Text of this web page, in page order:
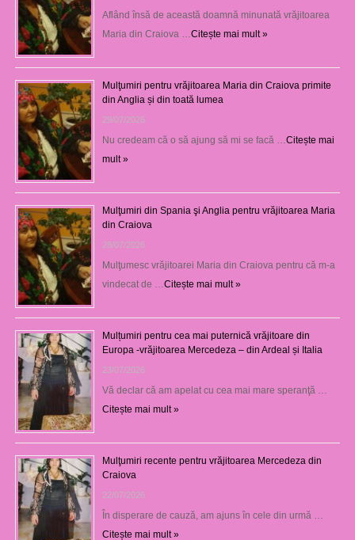
Aflând însă de această doamnă minunată vrăjitoarea
Maria din Craiova … Citește mai mult »
Mulţumiri pentru vrăjitoarea Maria din Craiova primite
din Anglia și din toată lumea
29/07/2026
Nu credeam că o să ajung să mi se facă … Citește mai
mult »
Mulţumiri din Spania şi Anglia pentru vrăjitoarea Maria
din Craiova
28/07/2026
Mulţumesc vrăjitoarei Maria din Craiova pentru că m-a
vindecat de … Citește mai mult »
Mulțumiri pentru cea mai puternică vrăjitoare din
Europa -vrăjitoarea Mercedeza – din Ardeal și Italia
23/07/2026
Vă declar că am apelat cu cea mai mare speranţă …
Citește mai mult »
Mulţumiri recente pentru vrăjitoarea Mercedeza din
Craiova
22/07/2026
În disperare de cauză, am ajuns în cele din urmă …
Citește mai mult »